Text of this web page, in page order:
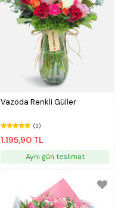
Vazoda Renkli Güller
(3)
1.195,90 TL
Aynı gün teslimat